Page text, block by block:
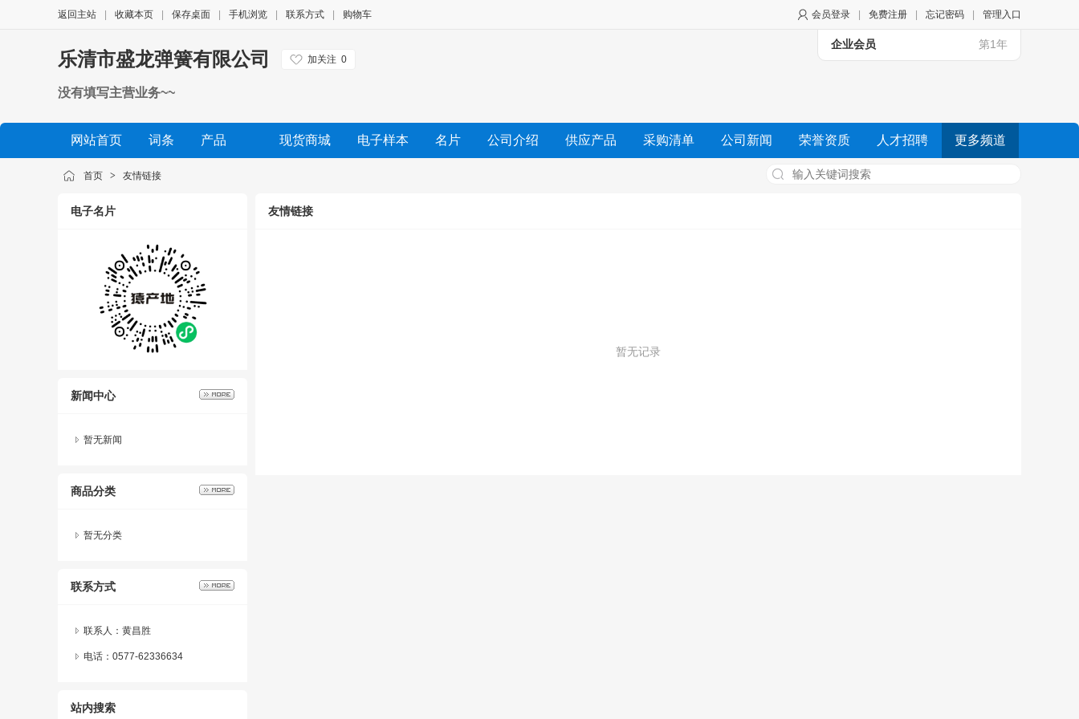
会员登录 免费注册 忘记密码 管理入口
返回主站 收藏本页 保存桌面 手机浏览 联系方式 购物车
企业会员 第1年
乐清市盛龙弹簧有限公司 加关注 0
没有填写主营业务~~
网站首页 词条 产品 现货商城 电子样本 名片 公司介绍 供应产品 采购清单 公司新闻 荣誉资质 人才招聘 更多频道
公司相册 品牌展示
首页 > 友情链接
电子名片
新闻中心
暂无新闻
商品分类
暂无分类
联系方式
联系人：黄昌胜
电话：0577-62336634
站内搜索
友情链接
暂无记录